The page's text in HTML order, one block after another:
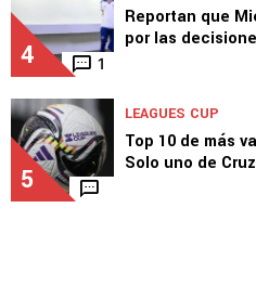
4 1
Reportan que
por las
5
LEAGUES CUP
Top 10 de más
Solo uno de